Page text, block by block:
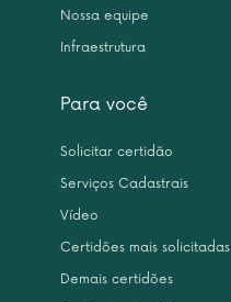
Nossa equipe
Infraestrutura
Para você
Solicitar certidão
Serviços Cadastrais
Vídeo
Certidões mais solicitadas
Demais certidões